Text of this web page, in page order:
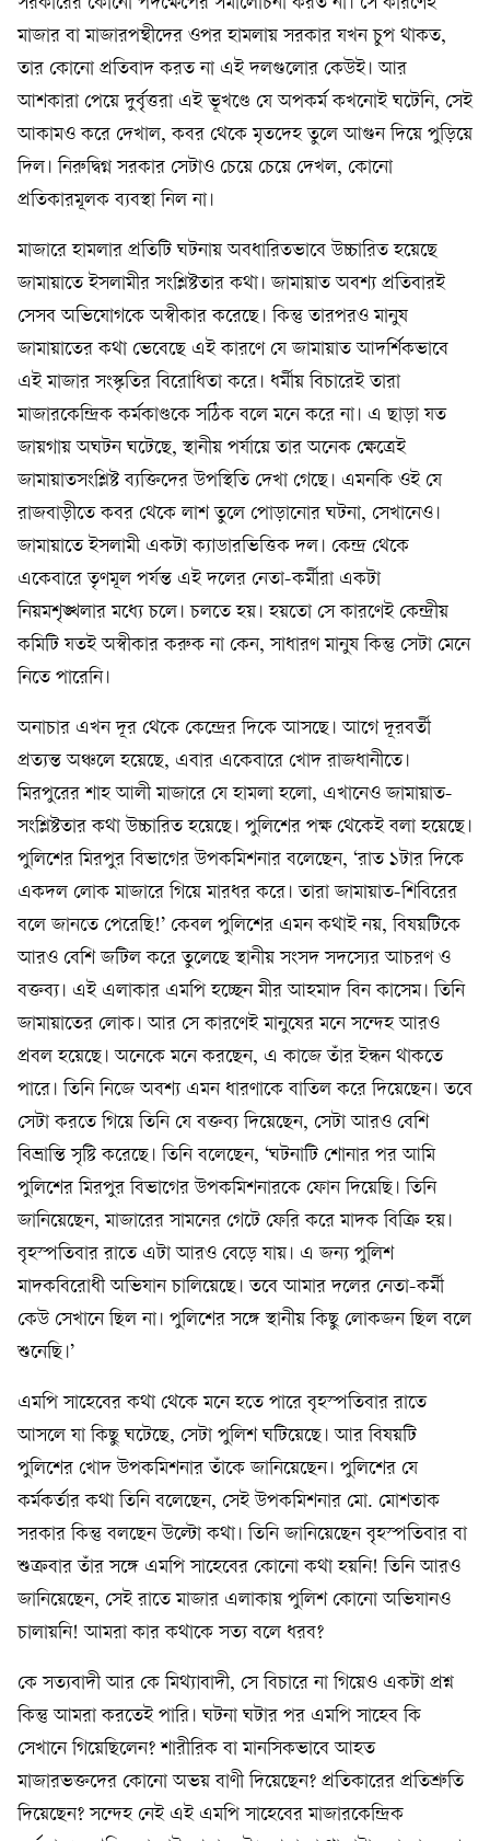
মাজার বা মাজারপন্থীদের ওপর হামলায় সরকার যখন চুপ থাকত,
তার কোনো প্রতিবাদ করত না এই দলগুলোর কেউই। আর
আশকারা পেয়ে দুর্বৃত্তরা এই ভূখণ্ডে যে অপকর্ম কখনোই ঘটেনি, সেই
আকামও করে দেখাল, কবর থেকে মৃতদেহ তুলে আগুন দিয়ে পুড়িয়ে
দিল। নিরুদ্বিগ্ন সরকার সেটাও চেয়ে চেয়ে দেখল, কোনো
প্রতিকারমূলক ব্যবস্থা নিল না।
মাজারে হামলার প্রতিটি ঘটনায় অবধারিতভাবে উচ্চারিত হয়েছে
জামায়াতে ইসলামীর সংশ্লিষ্টতার কথা। জামায়াত অবশ্য প্রতিবারই
সেসব অভিযোগকে অস্বীকার করেছে। কিন্তু তারপরও মানুষ
জামায়াতের কথা ভেবেছে এই কারণে যে জামায়াত আদর্শিকভাবে
এই মাজার সংস্কৃতির বিরোধিতা করে। ধর্মীয় বিচারেই তারা
মাজারকেন্দ্রিক কর্মকাণ্ডকে সঠিক বলে মনে করে না। এ ছাড়া যত
জায়গায় অঘটন ঘটেছে, স্থানীয় পর্যায়ে তার অনেক ক্ষেত্রেই
জামায়াতসংশ্লিষ্ট ব্যক্তিদের উপস্থিতি দেখা গেছে। এমনকি ওই যে
রাজবাড়ীতে কবর থেকে লাশ তুলে পোড়ানোর ঘটনা, সেখানেও।
জামায়াতে ইসলামী একটা ক্যাডারভিত্তিক দল। কেন্দ্র থেকে
একেবারে তৃণমূল পর্যন্ত এই দলের নেতা-কর্মীরা একটা
নিয়মশৃঙ্খলার মধ্যে চলে। চলতে হয়। হয়তো সে কারণেই কেন্দ্রীয়
কমিটি যতই অস্বীকার করুক না কেন, সাধারণ মানুষ কিন্তু সেটা মেনে
নিতে পারেনি।
অনাচার এখন দূর থেকে কেন্দ্রের দিকে আসছে। আগে দূরবর্তী
প্রত্যন্ত অঞ্চলে হয়েছে, এবার একেবারে খোদ রাজধানীতে।
মিরপুরের শাহ আলী মাজারে যে হামলা হলো, এখানেও জামায়াত-
সংশ্লিষ্টতার কথা উচ্চারিত হয়েছে। পুলিশের পক্ষ থেকেই বলা হয়েছে।
পুলিশের মিরপুর বিভাগের উপকমিশনার বলেছেন, ‘রাত ১টার দিকে
একদল লোক মাজারে গিয়ে মারধর করে। তারা জামায়াত-শিবিরের
বলে জানতে পেরেছি!’ কেবল পুলিশের এমন কথাই নয়, বিষয়টিকে
আরও বেশি জটিল করে তুলেছে স্থানীয় সংসদ সদস্যের আচরণ ও
বক্তব্য। এই এলাকার এমপি হচ্ছেন মীর আহমাদ বিন কাসেম। তিনি
জামায়াতের লোক। আর সে কারণেই মানুষের মনে সন্দেহ আরও
প্রবল হয়েছে। অনেকে মনে করছেন, এ কাজে তাঁর ইন্ধন থাকতে
পারে। তিনি নিজে অবশ্য এমন ধারণাকে বাতিল করে দিয়েছেন। তবে
সেটা করতে গিয়ে তিনি যে বক্তব্য দিয়েছেন, সেটা আরও বেশি
বিভ্রান্তি সৃষ্টি করেছে। তিনি বলেছেন, ‘ঘটনাটি শোনার পর আমি
পুলিশের মিরপুর বিভাগের উপকমিশনারকে ফোন দিয়েছি। তিনি
জানিয়েছেন, মাজারের সামনের গেটে ফেরি করে মাদক বিক্রি হয়।
বৃহস্পতিবার রাতে এটা আরও বেড়ে যায়। এ জন্য পুলিশ
মাদকবিরোধী অভিযান চালিয়েছে। তবে আমার দলের নেতা-কর্মী
কেউ সেখানে ছিল না। পুলিশের সঙ্গে স্থানীয় কিছু লোকজন ছিল বলে
শুনেছি।’
এমপি সাহেবের কথা থেকে মনে হতে পারে বৃহস্পতিবার রাতে
আসলে যা কিছু ঘটেছে, সেটা পুলিশ ঘটিয়েছে। আর বিষয়টি
পুলিশের খোদ উপকমিশনার তাঁকে জানিয়েছেন। পুলিশের যে
কর্মকর্তার কথা তিনি বলেছেন, সেই উপকমিশনার মো. মোশতাক
সরকার কিন্তু বলছেন উল্টো কথা। তিনি জানিয়েছেন বৃহস্পতিবার বা
শুক্রবার তাঁর সঙ্গে এমপি সাহেবের কোনো কথা হয়নি! তিনি আরও
জানিয়েছেন, সেই রাতে মাজার এলাকায় পুলিশ কোনো অভিযানও
চালায়নি! আমরা কার কথাকে সত্য বলে ধরব?
কে সত্যবাদী আর কে মিথ্যাবাদী, সে বিচারে না গিয়েও একটা প্রশ্ন
কিন্তু আমরা করতেই পারি। ঘটনা ঘটার পর এমপি সাহেব কি
সেখানে গিয়েছিলেন? শারীরিক বা মানসিকভাবে আহত
মাজারভক্তদের কোনো অভয় বাণী দিয়েছেন? প্রতিকারের প্রতিশ্রুতি
দিয়েছেন? সন্দেহ নেই এই এমপি সাহেবের মাজারকেন্দ্রিক